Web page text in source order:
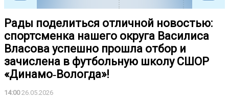
Рады поделиться отличной новостью:
спортсменка нашего округа Василиса
Власова успешно прошла отбор и
зачислена в футбольную школу СШОР
«Динамо‑Вологда»!
14:0026.05.2026